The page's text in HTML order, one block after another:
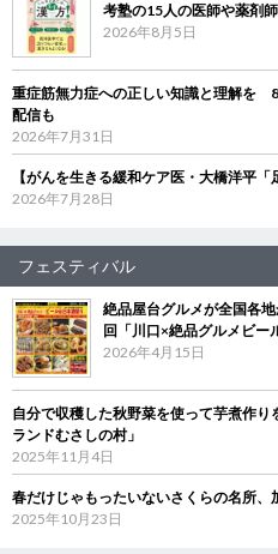
考塾の15人の医師や薬剤
2026年8月5日
重症筋無力症への正しい知識と理解を
配信も
2026年7月31日
【がんを生きる緩和ケア医・大橋洋平
2026年7月28日
フェスティバル
絶品屋台グルメが全国各
回「川口×絶品グルメビー
2026年4月15日
自分で収穫した秋野菜を使って芋煮作
ランドむさしの村」
2025年11月4日
春だけじゃもったいないさくらの名所、
2025年10月23日